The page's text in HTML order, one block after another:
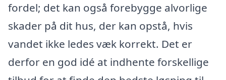
fordel; det kan også forebygge alvorlige
skader på dit hus, der kan opstå, hvis
vandet ikke ledes væk korrekt. Det er
derfor en god idé at indhente forskellige